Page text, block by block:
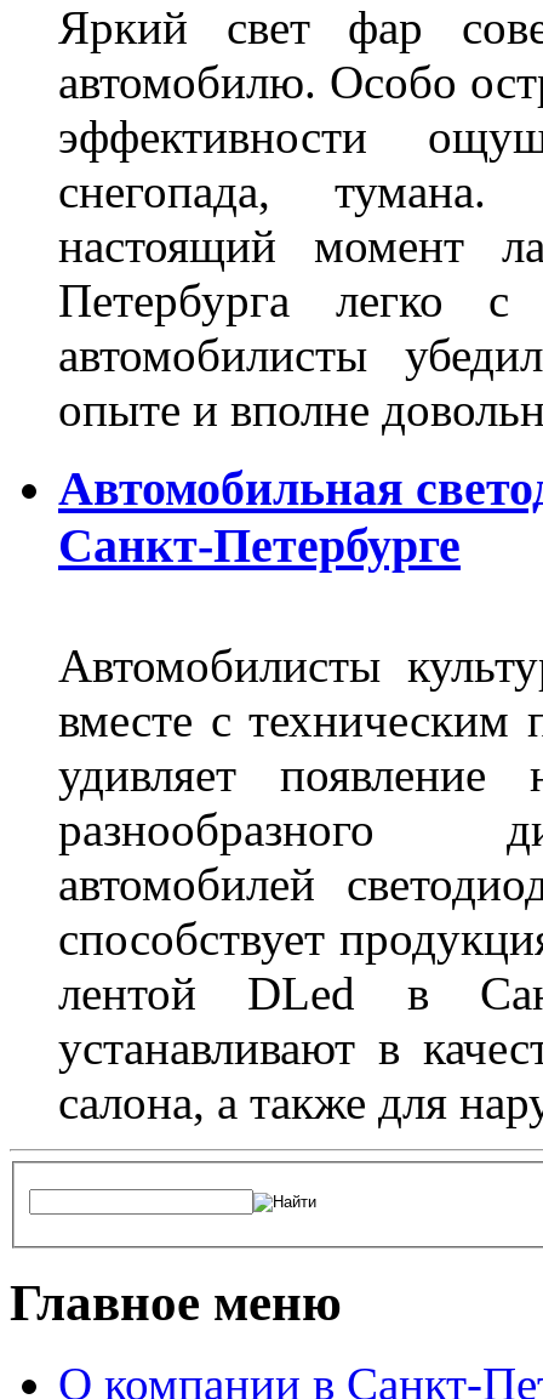
Яркий свет фар
автомобилю. Особо
эффективности
снегопада,
настоящий момент
Петербурга легко
автомобилисты
опыте и вполне
Автомобильная
Санкт-Петербурге
Автомобилисты
вместе с техническим
удивляет
разнообразного
автомобилей
способствует
лентой DLed в
устанавливают в
салона, а также для
Главное меню
О компании в Санкт-